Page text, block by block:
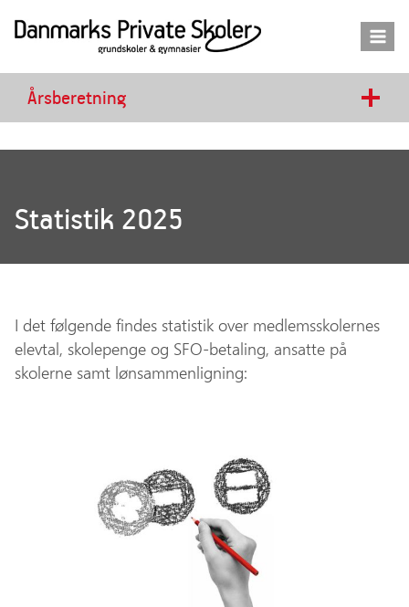
Årsberetning
Statistik 2025
I det følgende findes statistik over medlemsskolernes
elevtal, skolepenge og SFO-betaling, ansatte på
skolerne samt lønsammenligning: